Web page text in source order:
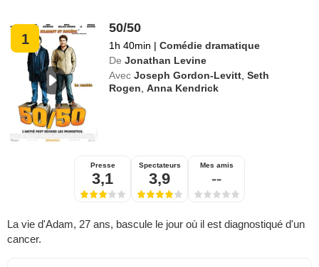
1
50/50
1h 40min | Comédie dramatique
De Jonathan Levine
Avec Joseph Gordon-Levitt ,Seth
Rogen ,Anna Kendrick
Presse
3,1
Spectateurs
3,9
Mes amis
--
La vie d'Adam, 27 ans, bascule le jour où il est diagnostiqué d'un
cancer.